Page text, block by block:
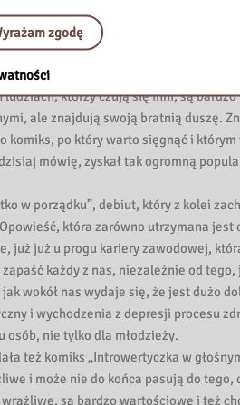
jest po prostu niezwykle
4 części, być może będzie więcej, jest
ją państwo znaleźć w różnych
powodu cieszę, bo to są wspaniałe,
którzy czują się inni, są
ale znajdują swoją bratnią duszę.
komiks, po który warto sięgnąć i którym
mówię, zyskał tak ogromną
w porządku”, debiut, który z kolei
która zarówno utrzymana jest
już już u progu kariery zawodowej,
każdy z nas, niezależnie od
wokół nas wydaje się, że jest dużo
i wychodzenia z depresji procesu
osób, nie tylko dla młodzieży.
też komiks „Introwertyczka w
i może nie do końca pasują do tego,
są bardzo wartościowe i też
zgodę